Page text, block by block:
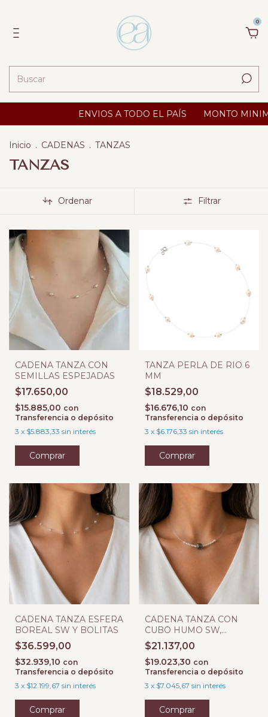
0
ENVIOS A TODO EL PAÍS MONTO MINIMO $ 25000
Inicio . CADENAS . TANZAS
TANZAS
Ordenar Filtrar
CADENA TANZA CON
SEMILLAS ESPEJADAS
$17.650,00
$15.885,00 con
Transferencia o depósito
3 x $5.883,33 sin interés
TANZA PERLA DE RIO 6
MM
$18.529,00
$16.676,10 con
Transferencia o depósito
3 x $6.176,33 sin interés
CADENA TANZA ESFERA
BOREAL SW Y BOLITAS
$36.599,00
$32.939,10 con
Transferencia o depósito
3 x $12.199,67 sin interés
CADENA TANZA CON
CUBO HUMO SW,
BOLITAS Y TUBOS
$21.137,00
$19.023,30 con
Transferencia o depósito
3 x $7.045,67 sin interés